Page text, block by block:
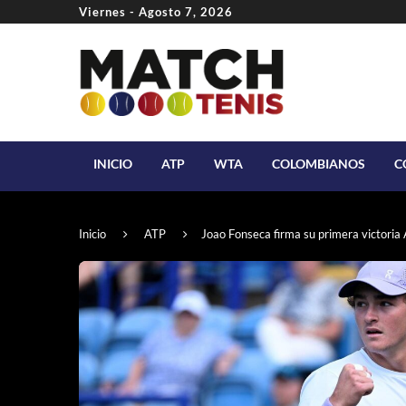
Viernes - Agosto 7, 2026
INICIO ATP WTA COLOMBIANOS
Inicio ATP Joao Fonseca firma su primera victoria